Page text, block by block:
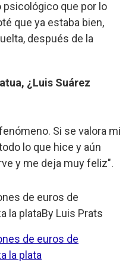
psicológico que por lo
que ya estaba bien,
después de la
¿Luis Suárez
Si se valora mi
lo que hice y aún
y me deja muy feliz".
de euros de
la plataBy Luis Prats
de euros de
la plata